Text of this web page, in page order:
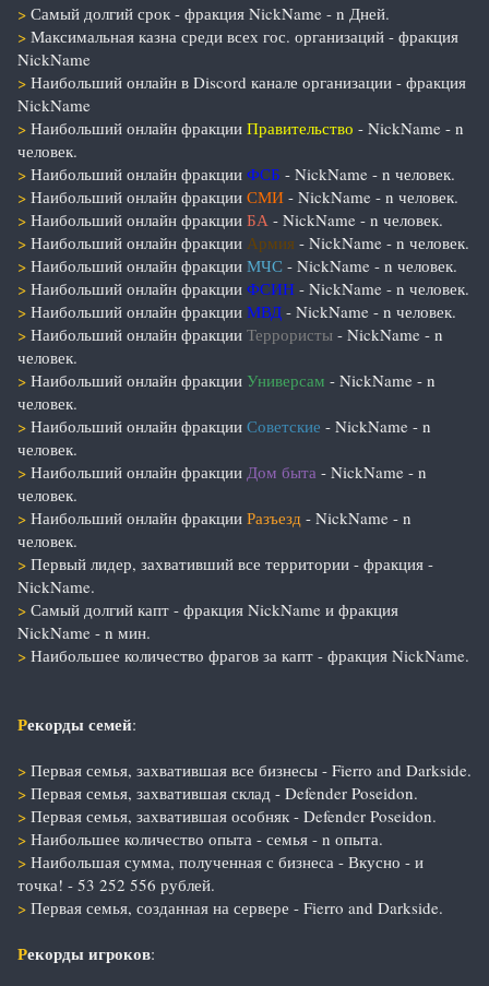
> Самый долгий срок - фракция NickName - n Дней.
> Максимальная казна среди всех гос. организаций - фракция
NickName
> Наибольший онлайн в Discord канале организации - фракция
NickName
> Наибольший онлайн фракции Правительство - NickName - n
человек.
> Наибольший онлайн фракции ФСБ - NickName - n человек.
> Наибольший онлайн фракции СМИ - NickName - n человек.
> Наибольший онлайн фракции БА - NickName - n человек.
> Наибольший онлайн фракции Армия - NickName - n человек.
> Наибольший онлайн фракции МЧС - NickName - n человек.
> Наибольший онлайн фракции ФСИН - NickName - n человек.
> Наибольший онлайн фракции МВД - NickName - n человек.
> Наибольший онлайн фракции Террористы - NickName - n
человек.
> Наибольший онлайн фракции Универсам - NickName - n
человек.
> Наибольший онлайн фракции Советские - NickName - n
человек.
> Наибольший онлайн фракции Дом быта - NickName - n
человек.
> Наибольший онлайн фракции Разъезд - NickName - n
человек.
> Первый лидер, захвативший все территории - фракция -
NickName.
> Самый долгий капт - фракция NickName и фракция
NickName - n мин.
> Наибольшее количество фрагов за капт - фракция NickName.
Рекорды семей:
> Первая семья, захватившая все бизнесы - Fierro and Darkside.
> Первая семья, захватившая склад - Defender Poseidon.
> Первая семья, захватившая особняк - Defender Poseidon.
> Наибольшее количество опыта - семья - n опыта.
> Наибольшая сумма, полученная с бизнеса - Вкусно - и
точка! - 53 252 556 рублей.
> Первая семья, созданная на сервере - Fierro and Darkside.
Рекорды игроков: